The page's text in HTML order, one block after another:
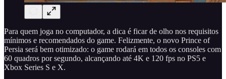
Para quem joga no computador, a dica é ficar de olho nos requisitos
mínimos e recomendados do game. Felizmente, o novo Prince of
Persia será bem otimizado: o game rodará em todos os consoles com
60 quadros por segundo, alcançando até 4K e 120 fps no PS5 e
Xbox Series S e X.